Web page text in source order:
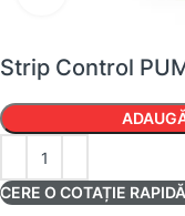
Strip Control
CERE O COTAȚIE